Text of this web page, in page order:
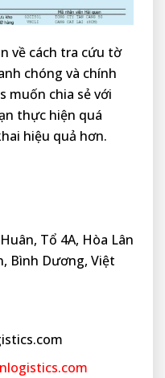
về cách tra cứu tờ
chóng và chính
muốn chia sẻ với
thực hiện quá
hiệu quả hơn.
Tổ 4A, Hòa Lân
Bình Dương, Việt